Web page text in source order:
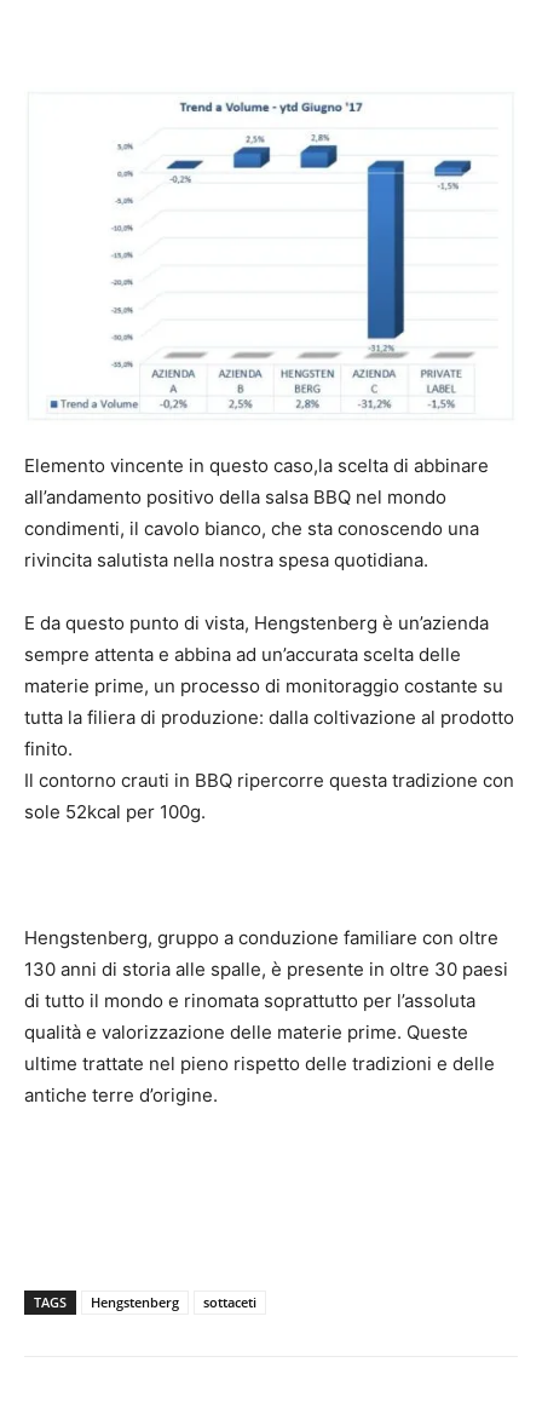
Elemento vincente in questo caso,la scelta di abbinare
all’andamento positivo della salsa BBQ nel mondo
condimenti, il cavolo bianco, che sta conoscendo una
rivincita salutista nella nostra spesa quotidiana.
E da questo punto di vista, Hengstenberg è un’azienda
sempre attenta e abbina ad un’accurata scelta delle
materie prime, un processo di monitoraggio costante su
tutta la filiera di produzione: dalla coltivazione al prodotto
finito.
Il contorno crauti in BBQ ripercorre questa tradizione con
sole 52kcal per 100g.
Hengstenberg, gruppo a conduzione familiare con oltre
130 anni di storia alle spalle, è presente in oltre 30 paesi
di tutto il mondo e rinomata soprattutto per l’assoluta
qualità e valorizzazione delle materie prime. Queste
ultime trattate nel pieno rispetto delle tradizioni e delle
antiche terre d’origine.
TAGS Hengstenberg sottaceti